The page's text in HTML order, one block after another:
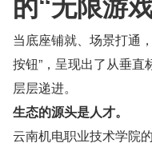
当底座铺就、场景打通
按钮”，呈现出了从垂
层层递进。
生态的源头是人才。
云南机电职业技术学院